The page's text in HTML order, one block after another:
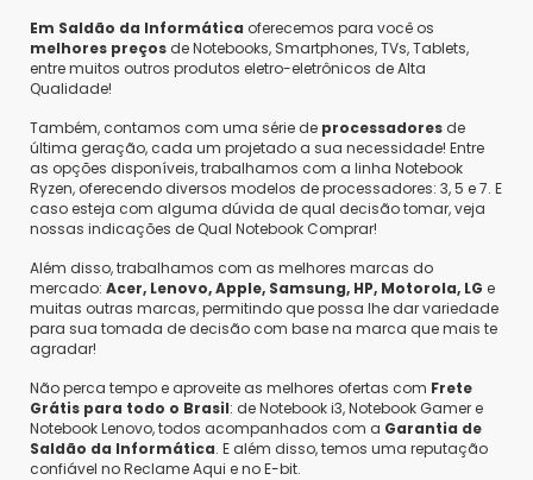
Em Saldão da Informática oferecemos para você os
melhores preços de Notebooks, Smartphones, TVs, Tablets,
entre muitos outros produtos eletro-eletrônicos de Alta
Qualidade!
Também, contamos com uma série de processadores de
última geração, cada um projetado a sua necessidade! Entre
as opções disponíveis, trabalhamos com a linha Notebook
Ryzen, oferecendo diversos modelos de processadores: 3, 5 e 7. E
caso esteja com alguma dúvida de qual decisão tomar, veja
nossas indicações de Qual Notebook Comprar!
Além disso, trabalhamos com as melhores marcas do
mercado: Acer, Lenovo, Apple, Samsung, HP, Motorola, LG e
muitas outras marcas, permitindo que possa lhe dar variedade
para sua tomada de decisão com base na marca que mais te
agradar!
Não perca tempo e aproveite as melhores ofertas com Frete
Grátis para todo o Brasil: de Notebook i3, Notebook Gamer e
Notebook Lenovo, todos acompanhados com a Garantia de
Saldão da Informática. E além disso, temos uma reputação
confiável no Reclame Aqui e no E-bit.